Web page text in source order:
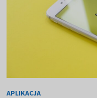
APLIKACJA